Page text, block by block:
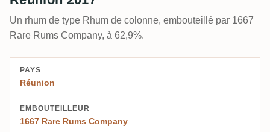
Un rhum de type Rhum de colonne, embouteillé par 1667
Rare Rums Company, à 62,9%.
PAYS
Réunion
EMBOUTEILLEUR
1667 Rare Rums Company